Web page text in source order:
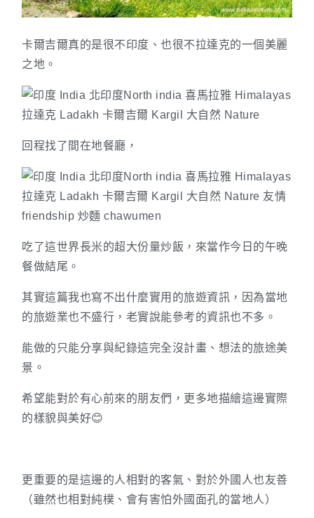
卡爾吉爾真的是很不印度、也很不拉達克的一個美麗
之地。
回程找了間在地餐廳，
吃了這世界長米的超大份量炒飯，來當作今日的午晚
餐做結尾。
其實這篇我也寫不出什麼實用的旅遊資訊，因為當地
的旅遊業也不盛行，老實說能參考的資訊也不多。
能做的只能分享與紀錄這完全沒計畫、想法的旅途美
景。
希望能對於有心前來的朋友們，更多地描繪這邊實際
的樣貌與美好😊
更重要的是這邊的人相對的客氣、對於外國人也友善
（雖然也相對純樸、會有害怕外國面孔的當地人）